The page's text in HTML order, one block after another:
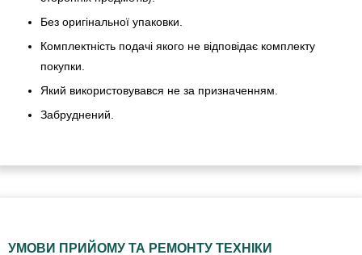
Без оригінальної упаковки.
Комплектність подачі якого не відповідає комплекту
покупки.
Який використовувався не за призначенням.
Забруднений.
УМОВИ ПРИЙОМУ ТА РЕМОНТУ ТЕХНІКИ